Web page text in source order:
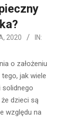
2020
IN:
o założeniu
jak wiele
solidnego
dzieci są
względu na